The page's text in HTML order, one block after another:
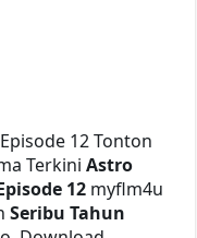
12 Tonton
TerkiniAstro
12 myflm4u
Seribu Tahun